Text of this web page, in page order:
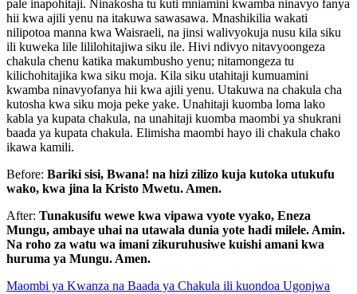
pale inapohitaji. Ninakosha tu kuti mniamini kwamba ninavyo fanya
hii kwa ajili yenu na itakuwa sawasawa. Mnashikilia wakati
nilipotoa manna kwa Waisraeli, na jinsi walivyokuja nusu kila siku
ili kuweka lile lililohitajiwa siku ile. Hivi ndivyo nitavyoongeza
chakula chenu katika makumbusho yenu; nitamongeza tu
kilichohitajika kwa siku moja. Kila siku utahitaji kumuamini
kwamba ninavyofanya hii kwa ajili yenu. Utakuwa na chakula cha
kutosha kwa siku moja peke yake. Unahitaji kuomba loma lako
kabla ya kupata chakula, na unahitaji kuomba maombi ya shukrani
baada ya kupata chakula. Elimisha maombi hayo ili chakula chako
ikawa kamili.
Before: Bariki sisi, Bwana! na hizi zilizo kuja kutoka utukufu
wako, kwa jina la Kristo Mwetu. Amen.
After: Tunakusifu wewe kwa vipawa vyote vyako, Eneza
Mungu, ambaye uhai na utawala dunia yote hadi milele. Amin.
Na roho za watu wa imani zikuruhusiwe kuishi amani kwa
huruma ya Mungu. Amen.
Maombi ya Kwanza na Baada ya Chakula ili kuondoa Ugonjwa